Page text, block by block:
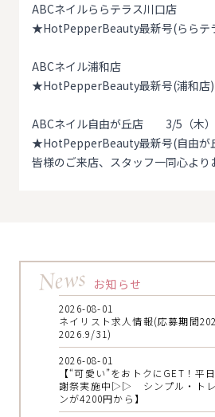
ABCネイルららテラス川口店
★HotPepperBeauty最新号(ららテ
ABCネイル浦和店
★HotPepperBeauty最新号(浦和店)
ABCネイル自由が丘店 3/5（木）
★HotPepperBeauty最新号(自由が
皆様のご来店、スタッフ一同心よ
News お知らせ
2026-08-01
ネイリスト求人情報(応募期間
2026.9/31)
2026-08-01
【“可愛い”をおトクにGET！平
謝祭実施中▷▷ シンプル・トレ
ンが4200円から】